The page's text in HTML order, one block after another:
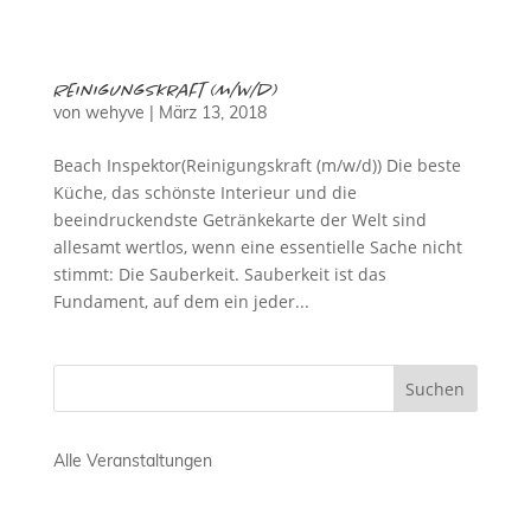
Reinigungskraft (m/w/d)
von wehyve März 13, 2018
Beach Inspektor(Reinigungskraft (m/w/d)) Die beste
Küche, das schönste Interieur und die
beeindruckendste Getränkekarte der Welt sind
allesamt wertlos, wenn eine essentielle Sache nicht
stimmt: Die Sauberkeit. Sauberkeit ist das
Fundament, auf dem ein jeder...
Alle Veranstaltungen